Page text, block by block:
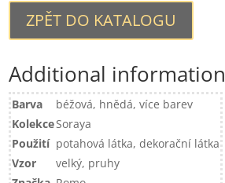
ZPĚT DO KATALOGU
Additional information
Barva
béžová, hnědá, více barev
KolekceSoraya
Použití potahová látka, dekorační látka
Vzor
velký, pruhy